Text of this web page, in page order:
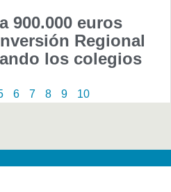
900.000 euros
Regional
los colegios
6 7 8 9 10